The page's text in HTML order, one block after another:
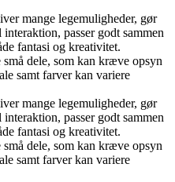
mange legemuligheder, gør
passer godt sammen
fantasi og kreativitet.
dele, som kan kræve opsyn
samt farver kan variere
mange legemuligheder, gør
passer godt sammen
fantasi og kreativitet.
dele, som kan kræve opsyn
samt farver kan variere